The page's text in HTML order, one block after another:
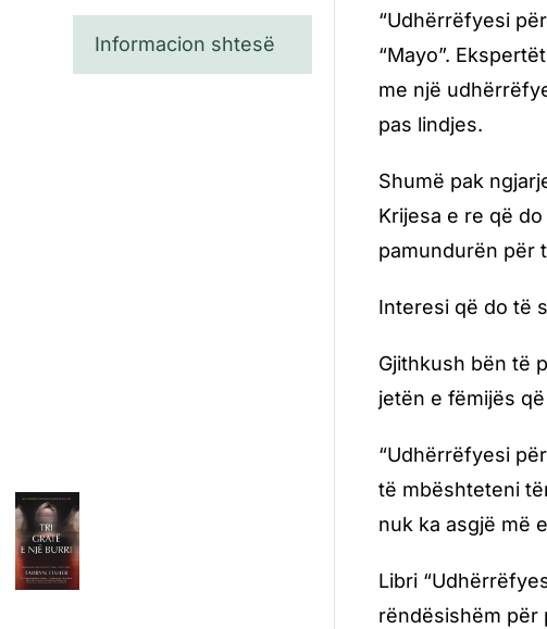
Informacion shtesë
“Udhërrëfyesi
“Mayo”.
me një
pas lindjes.
Shumë pak
Krijesa e re që
pamundurën për
Interesi që do të
Gjithkush bën të
jetën e fëmijës
“Udhërrëfyesi
të mbështeteni
nuk ka asgjë më
Libri
rëndësishëm për